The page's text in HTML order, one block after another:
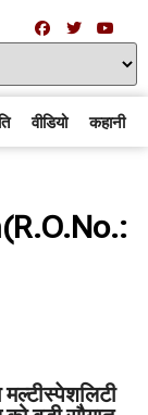
वीडियो कहानी